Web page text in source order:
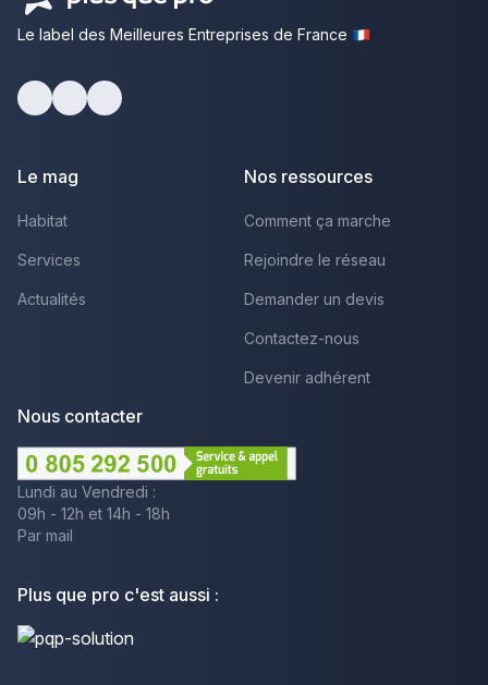
Le label des Meilleures Entreprises de France
Le mag
Habitat
Services
Actualités
Nos ressources
Comment ça marche
Rejoindre le réseau
Demander un devis
Contactez-nous
Devenir adhérent
Nous contacter
Lundi au Vendredi :
09h - 12h et 14h - 18h
Par mail
Plus que pro c'est aussi :